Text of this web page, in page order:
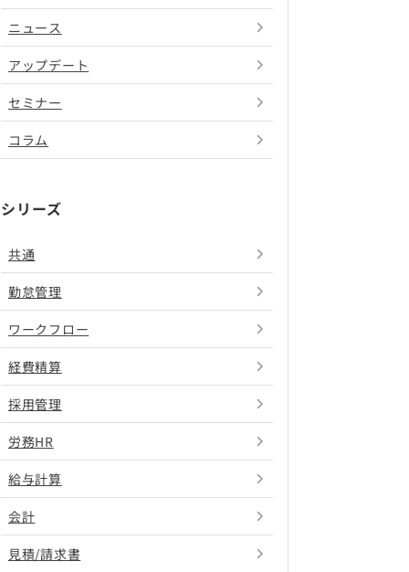
ニュース
アップデート
セミナー
コラム
シリーズ
共通
勤怠管理
ワークフロー
経費精算
採用管理
労務HR
給与計算
会計
見積/請求書